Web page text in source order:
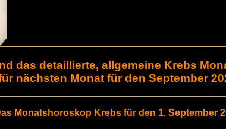
das detaillierte, allgemeine Krebs
nächsten Monat für den September
Monatshoroskop Krebs für den 1. September